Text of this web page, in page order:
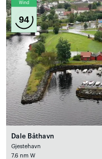
Wind
94
Dale Båthavn
Gjestehavn
7.6 nm W